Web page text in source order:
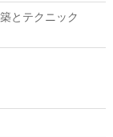
とテクニック